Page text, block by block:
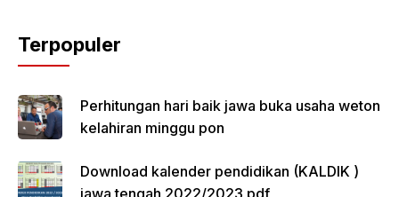
Terpopuler
Perhitungan hari baik jawa buka usaha weton
kelahiran minggu pon
Download kalender pendidikan (KALDIK )
jawa tengah 2022/2023 pdf